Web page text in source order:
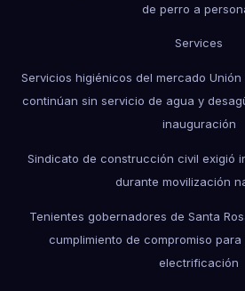
de perro a
Services
Servicios higiénicos del mercado
continúan sin servicio de agua y
inauguración
Sindicato de construcción civil exigió
durante movilización
Tenientes gobernadores de Santa
cumplimiento de compromiso
electrificación